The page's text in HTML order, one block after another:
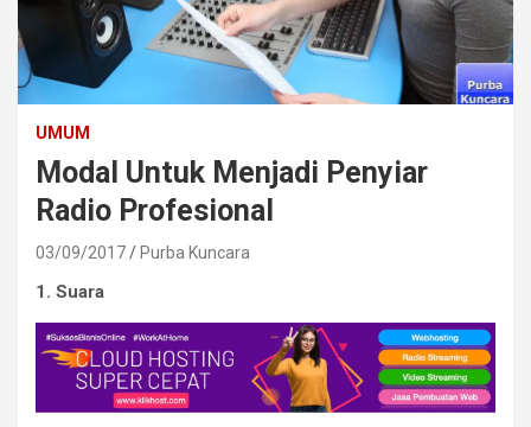
UMUM
Modal Untuk Menjadi Penyiar
Radio Profesional
03/09/2017 Purba Kuncara
1. Suara